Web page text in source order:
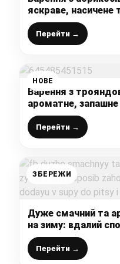
яскраве,
Перейти →
НОВЕ
Варення з
ароматне,
вареннячко до
Перейти →
ЗБЕРЕЖИ
Дуже смачний та
на зиму: вдалий
помідори без
піци і до м’яса
Перейти →